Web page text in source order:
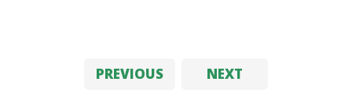
PREVIOUS NEXT